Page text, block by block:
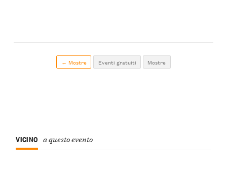
← Mostre Eventi gratuiti Mostre
VICINO a questo evento